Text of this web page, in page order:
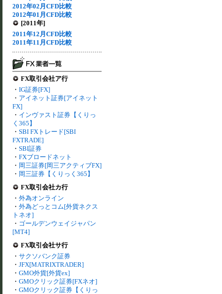
2012年02月CFD比較
2012年01月CFD比較
[2011年]
2011年12月CFD比較
2011年11月CFD比較
FX取引会社ア行
・ IG証券[FX]
・ アイネット証券[アイネット
FX]
・ インヴァスト証券【くりっ
く365】
・ SBI FXトレード[SBI
FXTRADE]
・ SBI証券
・ FXブロードネット
・ 岡三証券[岡三アクティブFX]
・ 岡三証券【くりっく365】
FX取引会社カ行
・ 外為オンライン
・ 外為どっとコム[外貨ネクス
トネオ]
・ ゴールデンウェイジャパン
[MT4]
FX取引会社サ行
・ サクソバンク証券
・ JFX[MATRIXTRADER]
・ GMO外貨[外貨ex]
・ GMOクリック証券[FXネオ]
・ GMOクリック証券【くりっ